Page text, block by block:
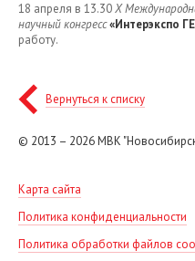
18 апреля в 13.30X
научный конгресс«Интерэкспо
работу.
Вернуться к списку
© 2013 – 2026МВК
Карта сайта
Политика конфиденциальности
Политика обработки файлов